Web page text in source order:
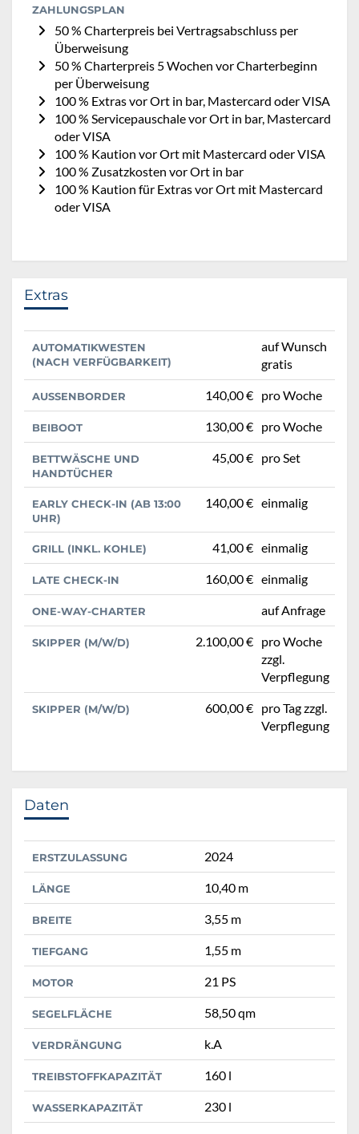
ZAHLUNGSPLAN
50 % Charterpreis bei Vertragsabschluss per
Überweisung
50 % Charterpreis 5 Wochen vor Charterbeginn
per Überweisung
100 % Extras vor Ort in bar, Mastercard oder VISA
100 % Servicepauschale vor Ort in bar, Mastercard
oder VISA
100 % Kaution vor Ort mit Mastercard oder VISA
100 % Zusatzkosten vor Ort in bar
100 % Kaution für Extras vor Ort mit Mastercard
oder VISA
Extras
AUTOMATIKWESTEN
(NACH VERFÜGBARKEIT)
auf Wunsch
gratis
AUSSENBORDER 140,00 € pro Woche
BEIBOOT 130,00 € pro Woche
BETTWÄSCHE UND
HANDTÜCHER
45,00 € pro Set
EARLY CHECK-IN (AB 13:00
UHR)
140,00 € einmalig
GRILL (INKL. KOHLE) 41,00 € einmalig
LATE CHECK-IN 160,00 € einmalig
ONE-WAY-CHARTER auf Anfrage
SKIPPER (M/W/D) 2.100,00 € pro Woche
zzgl.
Verpflegung
SKIPPER (M/W/D) 600,00 € pro Tag zzgl.
Verpflegung
Daten
ERSTZULASSUNG 2024
LÄNGE 10,40 m
BREITE 3,55 m
TIEFGANG 1,55 m
MOTOR 21 PS
SEGELFLÄCHE 58,50 qm
VERDRÄNGUNG k.A
TREIBSTOFFKAPAZITÄT 160 l
WASSERKAPAZITÄT 230 l